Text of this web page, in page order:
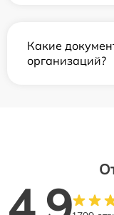
Какие
организаций?